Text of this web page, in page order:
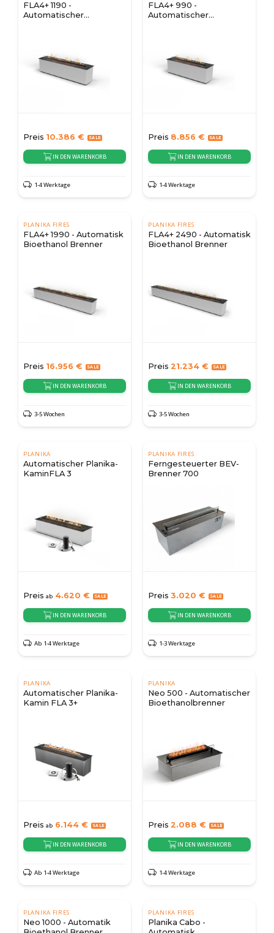
FLA4+ 1190 -
Automatischer
Preis 10.386 €
IN DEN WARENKORB
1-4 Werktage
FLA4+ 990 -
Automatischer
Preis 8.856 €
IN DEN WARENKORB
1-4 Werktage
PLANIKA FIRES
FLA4+ 1990 - Automatisk
Bioethanol Brenner
Preis 16.956 €
IN DEN WARENKORB
3-5 Wochen
PLANIKA FIRES
FLA4+ 2490 - Automatisk
Bioethanol Brenner
Preis 21.234 €
IN DEN WARENKORB
3-5 Wochen
PLANIKA
Automatischer Planika-
KaminFLA 3
Preis ab 4.620 €
IN DEN WARENKORB
Ab 1-4 Werktage
PLANIKA FIRES
Ferngesteuerter BEV-
Brenner 700
Preis 3.020 €
IN DEN WARENKORB
1-3 Werktage
PLANIKA
Automatischer Planika-
Kamin FLA 3+
Preis ab 6.144 €
IN DEN WARENKORB
Ab 1-4 Werktage
PLANIKA
Neo 500 - Automatischer
Bioethanolbrenner
Preis 2.088 €
IN DEN WARENKORB
1-4 Werktage
PLANIKA FIRES
Neo 1000 - Automatik
PLANIKA FIRES
Planika Cabo -